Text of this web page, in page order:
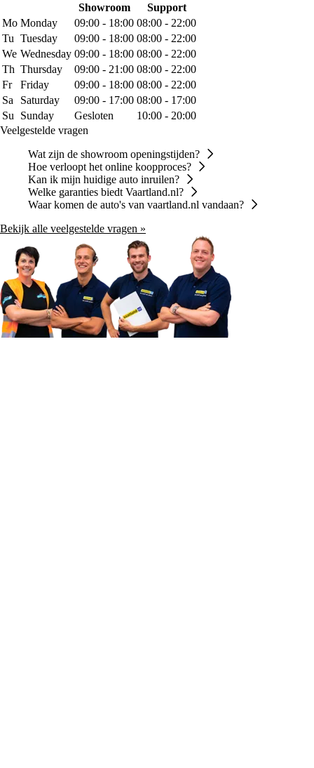
Showroom
Support
Mo Monday 09:00 - 18:00 08:00 - 22:00
Tu Tuesday 09:00 - 18:00 08:00 - 22:00
We Wednesday 09:00 - 18:00 08:00 - 22:00
Th Thursday 09:00 - 21:00 08:00 - 22:00
Fr
Friday 09:00 - 18:00 08:00 - 22:00
Sa
Saturday 09:00 - 17:00 08:00 - 17:00
Su
Sunday Gesloten
10:00 - 20:00
Veelgestelde vragen
Wat zijn de showroom openingstijden?
Hoe verloopt het online koopproces?
Kan ik mijn huidige auto inruilen?
Welke garanties biedt Vaartland.nl?
Waar komen de auto's van vaartland.nl vandaan?
Bekijk alle veelgestelde vragen »